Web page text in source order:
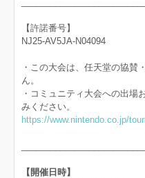
【許諾番号】
NJ25-AV5JA-N04094
・この大会は、任天堂の協賛
ん。
・コミュニティ大会への出場
みください。
https://www.nintendo.co.jp/
【開催日時】